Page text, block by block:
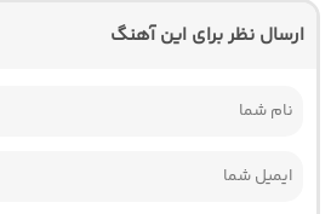
ارسال نظر برای این آهنگ